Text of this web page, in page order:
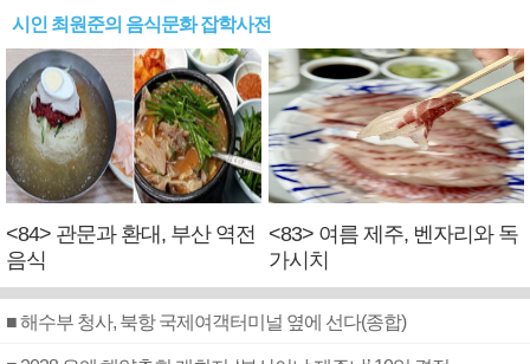
시인 최원준의 음식문화 잡학사전
<84> 관문과 환대, 부산 역전
음식
<83> 여름 제주, 벤자리와 독
가시치
■ 해수부 청사, 북항 국제여객터미널 옆에 선다(종합)